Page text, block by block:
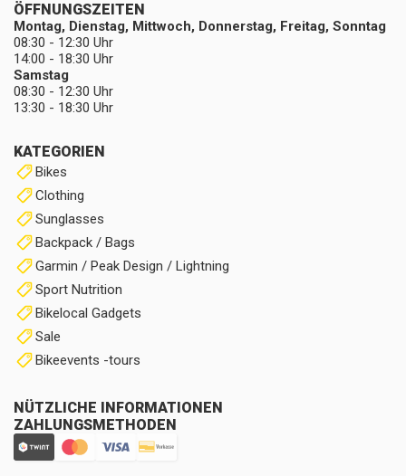
KATEGORIEN
Bikes
Clothing
Sunglasses
Backpack / Bags
Garmin / Peak Design / Lightning
Sport Nutrition
Bikelocal Gadgets
Sale
Bikeevents -tours
NÜTZLICHE INFORMATIONEN
ZAHLUNGSMETHODEN
ÖFFNUNGSZEITEN
Montag, Dienstag, Mittwoch, Donnerstag, Freitag, Sonntag
08:30 - 12:30 Uhr
14:00 - 18:30 Uhr
Samstag
08:30 - 12:30 Uhr
13:30 - 18:30 Uhr